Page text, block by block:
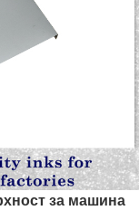
за машина